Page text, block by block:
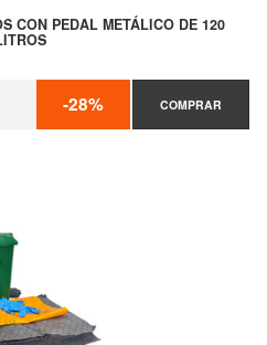
CON PEDAL METÁLICO DE 120
-28% COMPRAR